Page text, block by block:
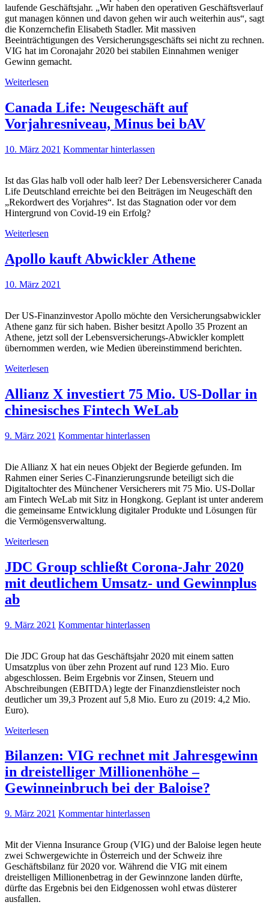
laufende Geschäftsjahr. „Wir haben den operativen Geschäftsverlauf
gut managen können und davon gehen wir auch weiterhin aus“, sagt
die Konzernchefin Elisabeth Stadler. Mit massiven
Beeinträchtigungen des Versicherungsgeschäfts sei nicht zu rechnen.
VIG hat im Coronajahr 2020 bei stabilen Einnahmen weniger
Gewinn gemacht.
Weiterlesen
Canada Life: Neugeschäft auf
Vorjahresniveau, Minus bei bAV
10. März 2021 Kommentar hinterlassen
Ist das Glas halb voll oder halb leer? Der Lebensversicherer Canada
Life Deutschland erreichte bei den Beiträgen im Neugeschäft den
„Rekordwert des Vorjahres“. Ist das Stagnation oder vor dem
Hintergrund von Covid-19 ein Erfolg?
Weiterlesen
Apollo kauft Abwickler Athene
10. März 2021
Der US-Finanzinvestor Apollo möchte den Versicherungsabwickler
Athene ganz für sich haben. Bisher besitzt Apollo 35 Prozent an
Athene, jetzt soll der Lebensversicherungs-Abwickler komplett
übernommen werden, wie Medien übereinstimmend berichten.
Weiterlesen
Allianz X investiert 75 Mio. US-Dollar in
chinesisches Fintech WeLab
9. März 2021 Kommentar hinterlassen
Die Allianz X hat ein neues Objekt der Begierde gefunden. Im
Rahmen einer Series C-Finanzierungsrunde beteiligt sich die
Digitaltochter des Münchener Versicherers mit 75 Mio. US-Dollar
am Fintech WeLab mit Sitz in Hongkong. Geplant ist unter anderem
die gemeinsame Entwicklung digitaler Produkte und Lösungen für
die Vermögensverwaltung.
Weiterlesen
JDC Group schließt Corona-Jahr 2020
mit deutlichem Umsatz- und Gewinnplus
ab
9. März 2021 Kommentar hinterlassen
Die JDC Group hat das Geschäftsjahr 2020 mit einem satten
Umsatzplus von über zehn Prozent auf rund 123 Mio. Euro
abgeschlossen. Beim Ergebnis vor Zinsen, Steuern und
Abschreibungen (EBITDA) legte der Finanzdienstleister noch
deutlicher um 39,3 Prozent auf 5,8 Mio. Euro zu (2019: 4,2 Mio.
Euro).
Weiterlesen
Bilanzen: VIG rechnet mit Jahresgewinn
in dreistelliger Millionenhöhe –
Gewinneinbruch bei der Baloise?
9. März 2021 Kommentar hinterlassen
Mit der Vienna Insurance Group (VIG) und der Baloise legen heute
zwei Schwergewichte in Österreich und der Schweiz ihre
Geschäftsbilanz für 2020 vor. Während die VIG mit einem
dreistelligen Millionenbetrag in der Gewinnzone landen dürfte,
dürfte das Ergebnis bei den Eidgenossen wohl etwas düsterer
ausfallen.